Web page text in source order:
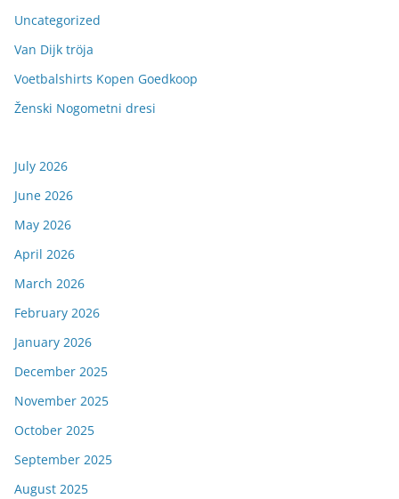
Uncategorized
Van Dijk tröja
Voetbalshirts Kopen Goedkoop
Ženski Nogometni dresi
July 2026
June 2026
May 2026
April 2026
March 2026
February 2026
January 2026
December 2025
November 2025
October 2025
September 2025
August 2025